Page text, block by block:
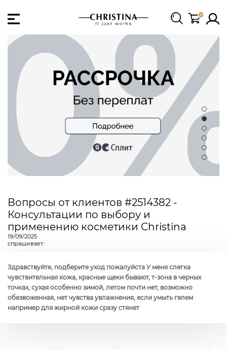
0
Вопросы от клиентов #2514382 -
Консультации по выбору и
применению косметики Christina
19/09/2025
спрашивает:
Здравствуйте, подберите уход пожалуйста У меня слегка
чувствительная кожа, красные щеки бывают, т-зона в черных
точках, сухая особенно зимой, летом почти нет, возможно
обезвоженная, нет чувства увлажнения, если умыть гелем
например для жирной кожи сразу стянет